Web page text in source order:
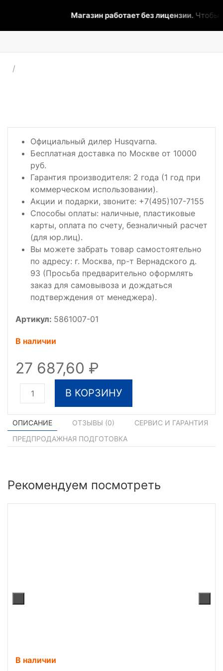
Магазин работает без лицензии.Чтобы
Официальный дилер Husqvarna.
Бесплатная доставка по Москве от 10000
руб.
Гарантия производителя: 2 года (1 год при
коммерческом использовании).
Акции и подарки, звоните: +7(495)107-7155
Способы оплаты: наличные, пластиковые
карты, оплата по счету, безналичный расчет
(для юр.лиц).
Вы можете забрать товар самостоятельно
по адресу: г. Москва, пр-т Вернадского д.
93 (Просьба предварительно оформлять
заказ для самовывоза и дождаться
подтверждения от менеджера).
Артикул: 5861007-01
В наличии
27 687,60
В КОРЗИНУ
ОПИСАНИЕ ОТЗЫВЫ (0)
СЕРВИС И ГАРАНТИЯ
ПРЕДПРОДАЖНАЯ ПОДГОТОВКА
Рекомендуем посмотреть
В наличии